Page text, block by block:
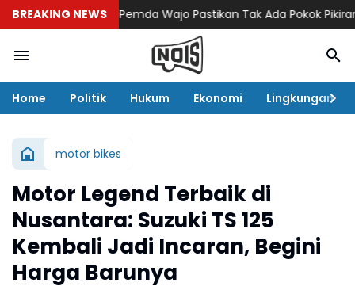
BREAKING NEWSPemda Wajo Pastikan Tak Ada Pokok Pikiran
Home Politik Hukum Ekonomi Lingkungan
motor bikes
Motor Legend Terbaik di
Nusantara: Suzuki TS 125
Kembali Jadi Incaran, Begini
Harga Barunya